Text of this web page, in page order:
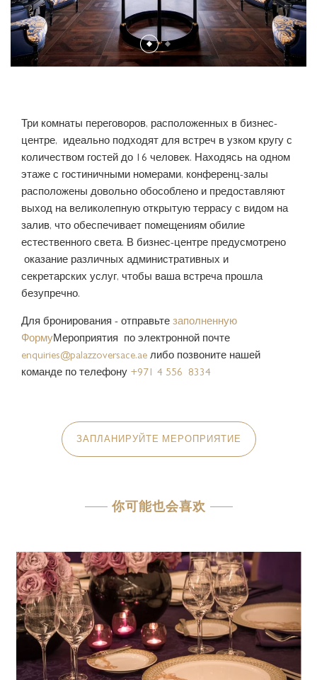
ЛЮКСЫ SIGNATURE
ЛЮКСЫ IMPERIAL
РЕСТОРАН ENIGMA
БАР И ЛАУНЖ Q’S
РЕСТОРАН AMALFI
КОНФЕРЕНЦ-ЗАЛЫ
ТЕХНИЧЕСКИЕ ВОЗМОЖНОСТИ
ЗАПЛАНИРУЙТЕ МЕРОПРИЯТИЕ
СПА-ЦЕНТР THE SPA
УСЛУГИ СПА-ЦЕНТРА THE SPA
СПОРТИВНЫЙ ЗАЛ THE GYM
СПА-СТУДИЯ МАНИКЮРА
THE SALON
УСЛУГИ И УДОБСТВА
БАССЕЙНЫ
KIDS AND TEENS CLUB
ТРАНСПОРТНЫЕ УСЛУГИ
ФИТНЕС-ЦЕНТР
BEST RATE GUARANTEE
ВАКАНСИИ
Три комнаты переговоров, расположенных в бизнес-
центре, идеально подходят для встреч в узком кругу с
количеством гостей до 16 человек. Находясь на одном
этаже с гостиничными номерами, конференц-залы
расположены довольно обособлено и предоставляют
выход на великолепную открытую террасу с видом на
залив, что обеспечивает помещениям обилие
естественного света. В бизнес-центре предусмотрено
оказание различных административных и
секретарских услуг, чтобы ваша встреча прошла
безупречно.
Для бронирования - отправьте заполненную
ФормуМероприятия по электронной почте
enquiries@palazzoversace.ae либо позвоните нашей
команде по телефону +971 4 556 8334
ЗАПЛАНИРУЙТЕ МЕРОПРИЯТИЕ
你可能也会喜欢